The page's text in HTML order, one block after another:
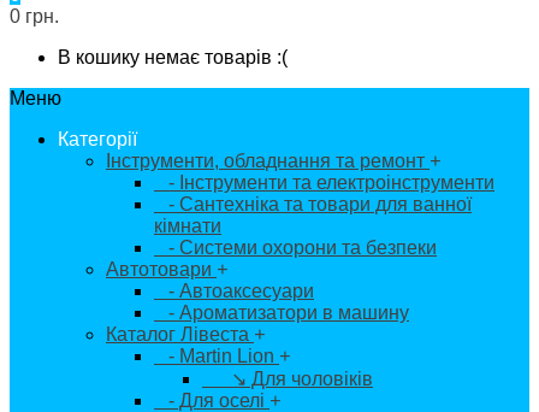
0 грн.
В кошику немає товарів :(
Меню
Категорії
Інструменти, обладнання та ремонт +
- Інструменти та електроінструменти
- Сантехніка та товари для ванної
кімнати
- Системи охорони та безпеки
Автотовари +
- Автоаксесуари
- Ароматизатори в машину
Каталог Лівеста +
- Martin Lion +
↘ Для чоловіків
- Для оселі +